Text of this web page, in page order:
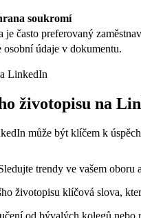
soukromí
je často preferovaný
údaje v dokumentu.
životopisu na
může být klíčem k
trendy ve vašem oboru
životopisu klíčová slova,
od bývalých kolegů nebo